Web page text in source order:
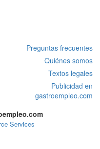
Preguntas frecuentes
Quiénes somos
Textos legales
Publicidad en
gastroempleo.com
Services